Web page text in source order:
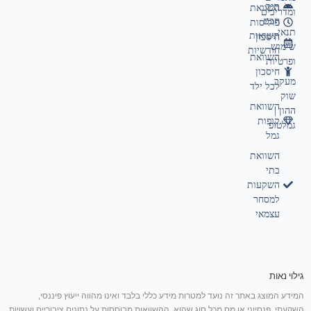
השוואת
פוליסות
חיסכון
השוואת
חיסכון
לכל ילד
השוואת
קופות
גמל
השוואת
בתי
השקעות
למסחר
עצמאי
ומדריכים
תנאי
שימוש
ופרטיות
מעקב
שוק
ההון |
גמלטופ
תיק
חכם
תשואות
חודשיות
גילוי נאות
המידע המוצג באתר זה נועד למטרות מידע כללי בלבד ואינו מהווה ייעוץ פיננסי,